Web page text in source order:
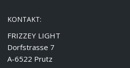
KONTAKT:
FRIZZEY LIGHT
Dorfstrasse 7
A-6522 Prutz